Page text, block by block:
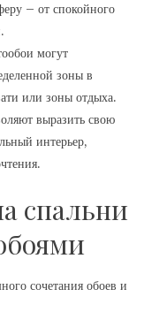
– от спокойного
могут
зоны в
или зоны отдыха.
выразить свою
интерьер,
спальни
сочетания обоев и